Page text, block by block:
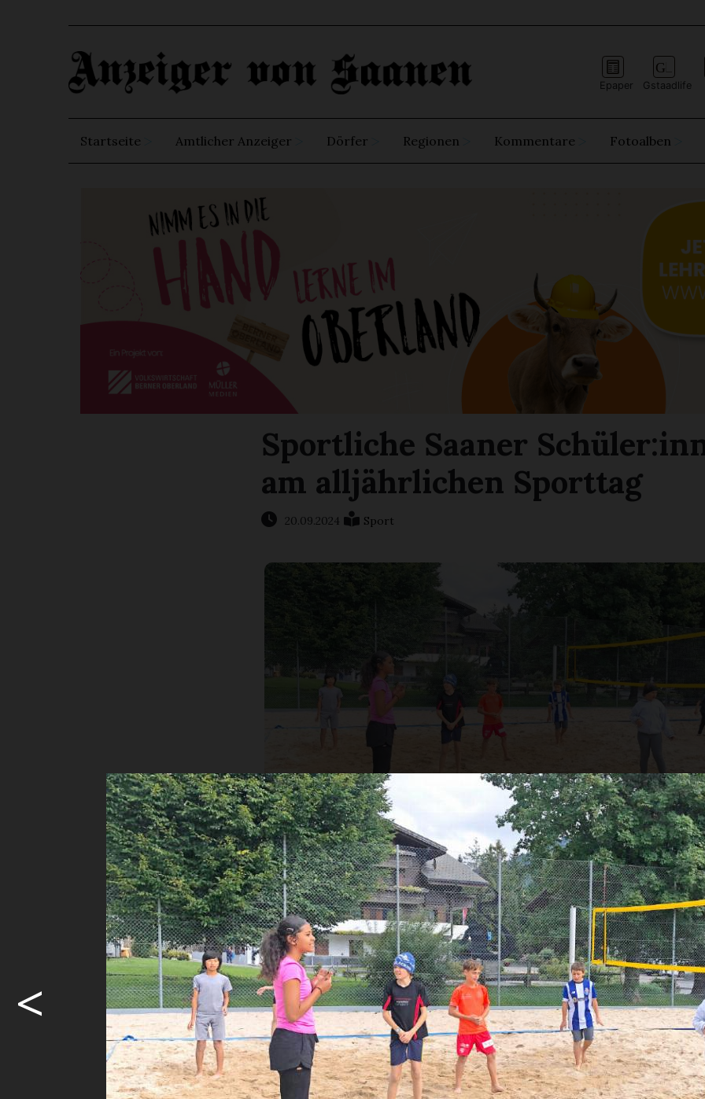
Epaper Gstaadlife
Startseite Amtlicher Anzeiger Dörfer Regionen Kommentare Fotoalben
Sportliche Saaner
am alljährlichen Sporttag
20.09.2024 Sport
Alle bereit für eine Runde Beachvolleyball. FOTOS:
Am vergangenen Dienstag erlebten die Kinder und
an der Schule Schönried-Gruben-Saanenmöser einen
und erlebnisreichen Tag. Der alljährliche Sporttag, an
gewetteifert wurde und alle ganz viel Spass hatten,
Bei empfindlich kalten Temperaturen am Morgen gab es
andere kalte Nasenspitze, aber bis am Nachmittag, dem
Sporttages, waren diese sicher längst vergessen.
<